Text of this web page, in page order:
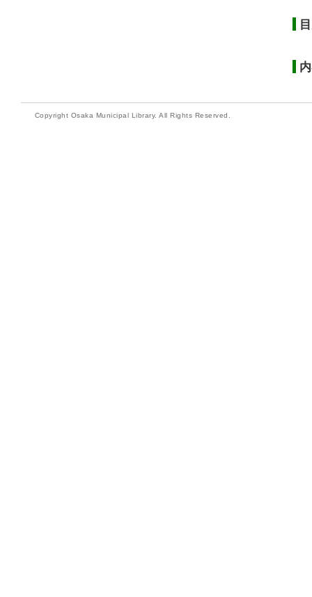
Copyright Osaka Municipal Library. All Rights Reserved.